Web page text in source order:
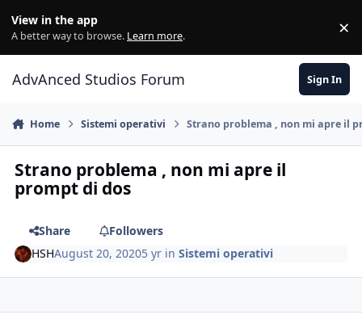
View in the app
A better way to browse. Learn more. ×
AdvAnced Studios Forum Sign In
Home Sistemi operativi Strano problema , non mi apre il
Strano problema , non mi apre il
prompt di dos
Share
Followers
HSHAugust 20, 20205 yr inSistemi operativi